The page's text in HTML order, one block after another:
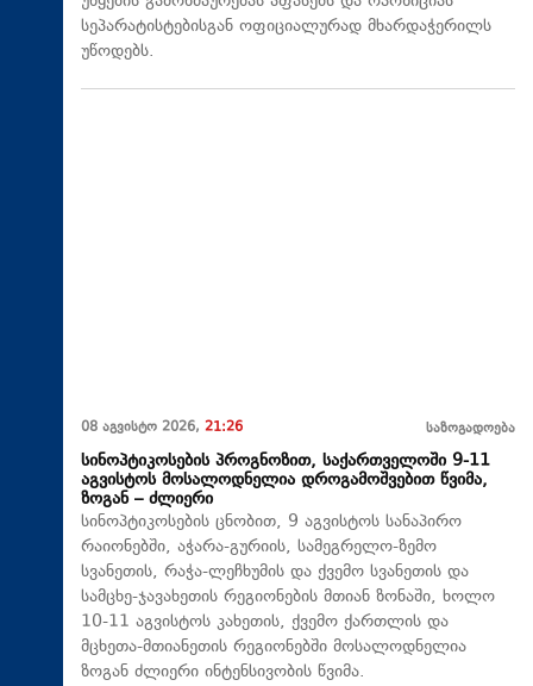
სეპარატისტებისგან ოფიციალურად მხარდაჭერილს
უწოდებს.
08 აგვისტო 2026, 21:26 საზოგადოება
სინოპტიკოსების პროგნოზით, საქართველოში 9-11
აგვისტოს მოსალოდნელია დროგამოშვებით წვიმა,
ზოგან – ძლიერი
სინოპტიკოსების ცნობით, 9 აგვისტოს სანაპირო
რაიონებში, აჭარა-გურიის, სამეგრელო-ზემო
სვანეთის, რაჭა-ლეჩხუმის და ქვემო სვანეთის და
სამცხე-ჯავახეთის რეგიონების მთიან ზონაში, ხოლო
10-11 აგვისტოს კახეთის, ქვემო ქართლის და
მცხეთა-მთიანეთის რეგიონებში მოსალოდნელია
ზოგან ძლიერი ინტენსივობის წვიმა.